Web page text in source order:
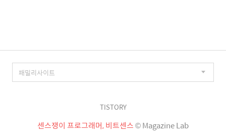
TISTORY
센스쟁이 프로그래머, 비트센스© Magazine Lab